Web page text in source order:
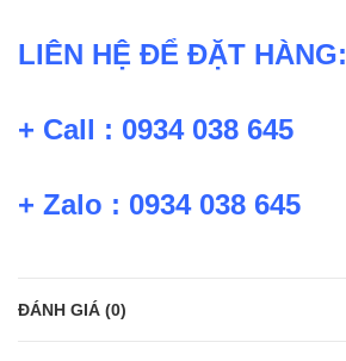
LIÊN HỆ ĐỂ ĐẶT HÀNG:
+ Call : 0934 038 645
+ Zalo : 0934 038 645
ĐÁNH GIÁ (0)